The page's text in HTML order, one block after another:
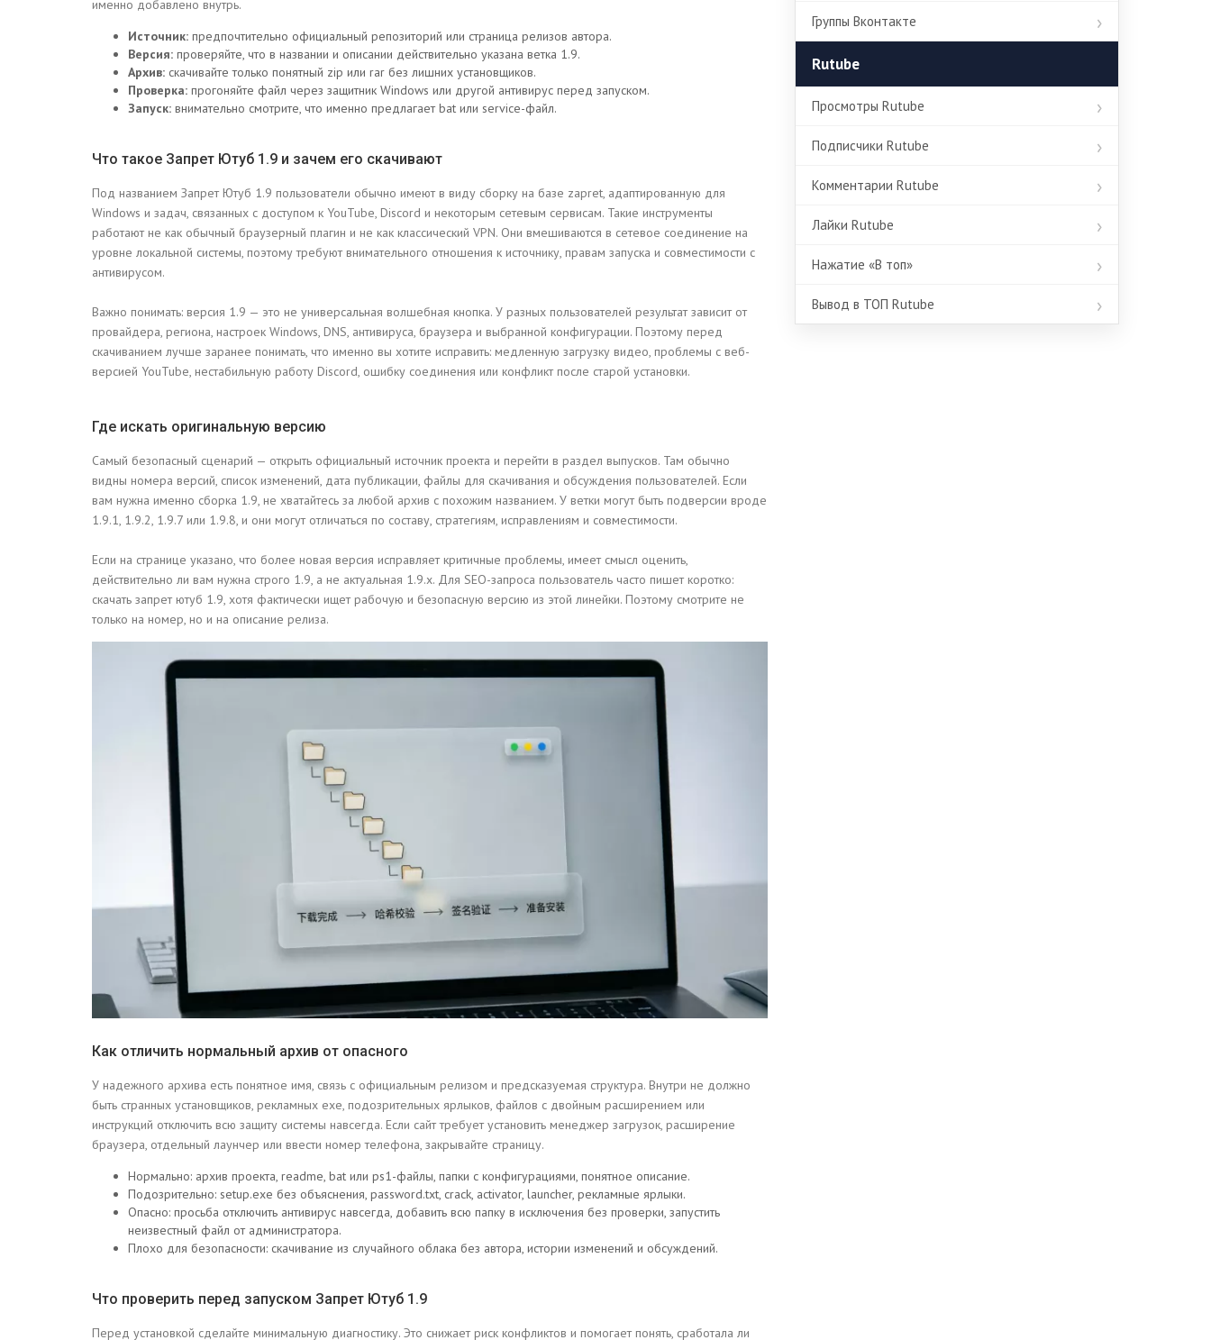
именно добавлено внутрь.
Источник: предпочтительно официальный репозиторий или страница релизов автора.
Версия: проверяйте, что в названии и описании действительно указана ветка 1.9.
Архив: скачивайте только понятный zip или rar без лишних установщиков.
Проверка: прогоняйте файл через защитник Windows или другой антивирус перед запуском.
Запуск: внимательно смотрите, что именно предлагает bat или service-файл.
Что такое Запрет Ютуб 1.9 и зачем его скачивают
Под названием Запрет Ютуб 1.9 пользователи обычно имеют в виду сборку на базе zapret, адаптированную для
Windows и задач, связанных с доступом к YouTube, Discord и некоторым сетевым сервисам. Такие инструменты
работают не как обычный браузерный плагин и не как классический VPN. Они вмешиваются в сетевое соединение на
уровне локальной системы, поэтому требуют внимательного отношения к источнику, правам запуска и совместимости с
антивирусом.
Важно понимать: версия 1.9 — это не универсальная волшебная кнопка. У разных пользователей результат зависит от
провайдера, региона, настроек Windows, DNS, антивируса, браузера и выбранной конфигурации. Поэтому перед
скачиванием лучше заранее понимать, что именно вы хотите исправить: медленную загрузку видео, проблемы с веб-
версией YouTube, нестабильную работу Discord, ошибку соединения или конфликт после старой установки.
Где искать оригинальную версию
Самый безопасный сценарий — открыть официальный источник проекта и перейти в раздел выпусков. Там обычно
видны номера версий, список изменений, дата публикации, файлы для скачивания и обсуждения пользователей. Если
вам нужна именно сборка 1.9, не хватайтесь за любой архив с похожим названием. У ветки могут быть подверсии вроде
1.9.1, 1.9.2, 1.9.7 или 1.9.8, и они могут отличаться по составу, стратегиям, исправлениям и совместимости.
Если на странице указано, что более новая версия исправляет критичные проблемы, имеет смысл оценить,
действительно ли вам нужна строго 1.9, а не актуальная 1.9.x. Для SEO-запроса пользователь часто пишет коротко:
скачать запрет ютуб 1.9, хотя фактически ищет рабочую и безопасную версию из этой линейки. Поэтому смотрите не
только на номер, но и на описание релиза.
Как отличить нормальный архив от опасного
У надежного архива есть понятное имя, связь с официальным релизом и предсказуемая структура. Внутри не должно
быть странных установщиков, рекламных exe, подозрительных ярлыков, файлов с двойным расширением или
инструкций отключить всю защиту системы навсегда. Если сайт требует установить менеджер загрузок, расширение
браузера, отдельный лаунчер или ввести номер телефона, закрывайте страницу.
Нормально: архив проекта, readme, bat или ps1-файлы, папки с конфигурациями, понятное описание.
Подозрительно: setup.exe без объяснения, password.txt, crack, activator, launcher, рекламные ярлыки.
Опасно: просьба отключить антивирус навсегда, добавить всю папку в исключения без проверки, запустить
неизвестный файл от администратора.
Плохо для безопасности: скачивание из случайного облака без автора, истории изменений и обсуждений.
Что проверить перед запуском Запрет Ютуб 1.9
Перед установкой сделайте минимальную диагностику. Это снижает риск конфликтов и помогает понять, сработала ли
Группы Вконтакте
Rutube
Просмотры Rutube
Подписчики Rutube
Комментарии Rutube
Лайки Rutube
Нажатие «В топ»
Вывод в ТОП Rutube